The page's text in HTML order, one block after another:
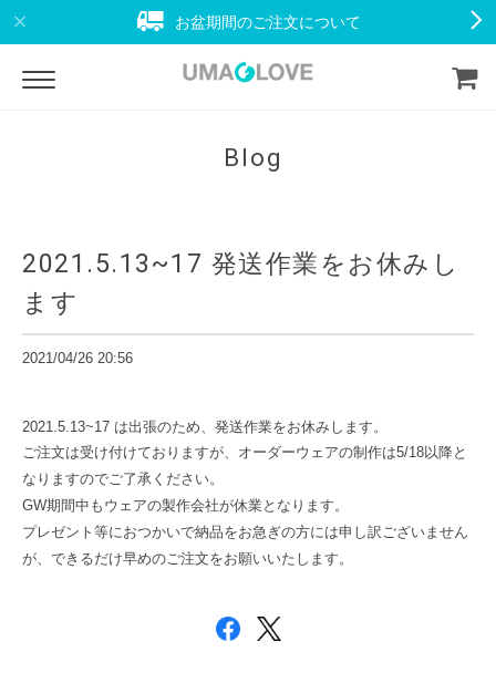
お盆期間のご注文について
Blog
2021.5.13~17 発送作業をお休みし
ます
2021/04/26 20:56
2021.5.13~17 は出張のため、発送作業をお休みします。
ご注文は受け付けておりますが、オーダーウェアの制作は5/18以降と
なりますのでご了承ください。
GW期間中もウェアの製作会社が休業となります。
プレゼント等におつかいで納品をお急ぎの方には申し訳ございません
が、できるだけ早めのご注文をお願いいたします。